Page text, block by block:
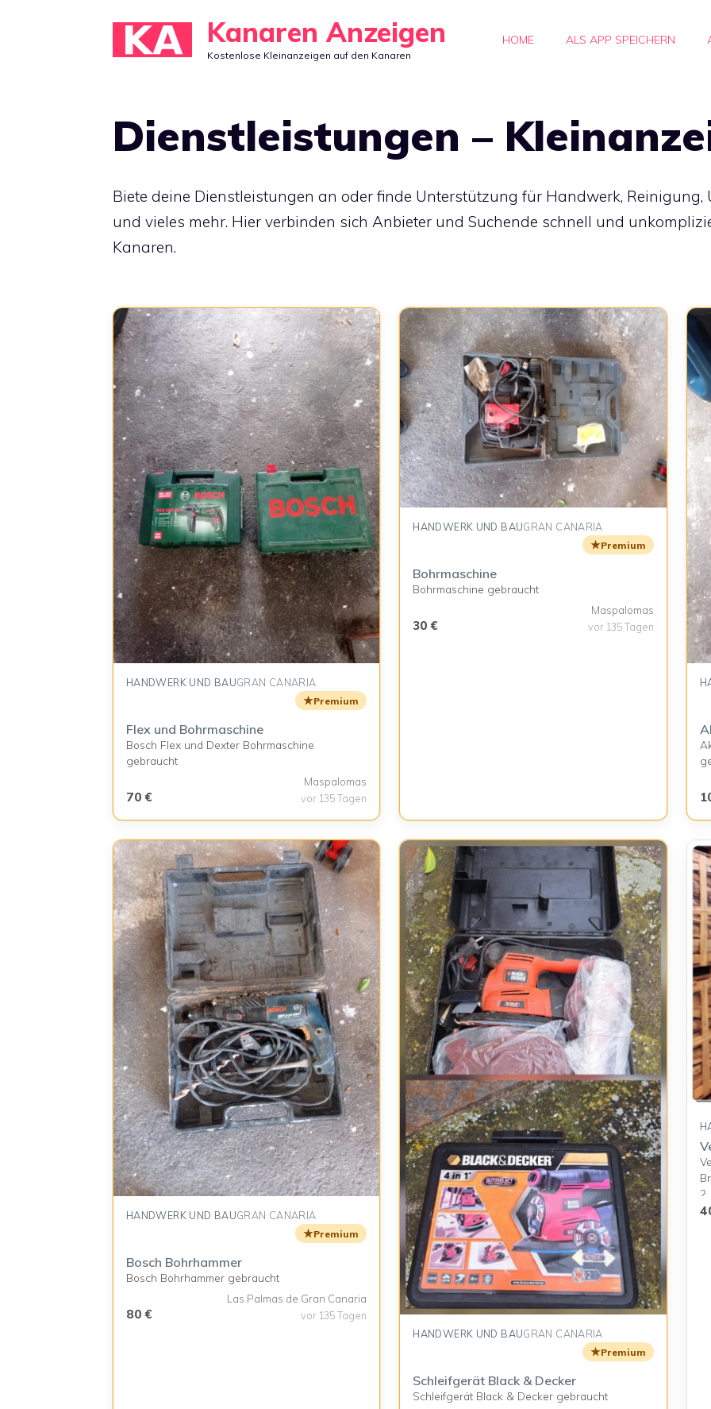
Kanaren Anzeigen
Kostenlose Kleinanzeigen auf den Kanaren
HOME ALS APP SPEICHERN
Dienstleistungen –
Biete deine Dienstleistungen an oder finde Unterstützung für Handwerk, Reinigung,
und vieles mehr. Hier verbinden sich Anbieter und Suchende schnell und
Kanaren.
HANDWERK UND BAUGRAN CANARIA
★Premium
Flex und Bohrmaschine
Bosch Flex und Dexter Bohrmaschine
gebraucht
70 €
Maspalomas
vor 135 Tagen
HANDWERK UND BAUGRAN CANARIA
★Premium
Bohrmaschine
Bohrmaschine gebraucht
30 €
Maspalomas
vor 135 Tagen
HANDWERK UND BAUGRAN CANARIA
★Premium
Bosch Bohrhammer
Bosch Bohrhammer gebraucht
80 €
Las Palmas de Gran Canaria
vor 135 Tagen
HANDWERK UND BAUGRAN CANARIA
★Premium
Schleifgerät Black & Decker
Schleifgerät Black & Decker gebraucht
2